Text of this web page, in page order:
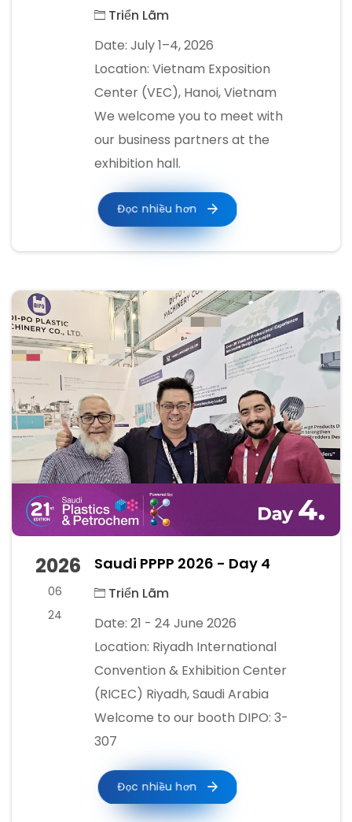
Triển Lãm
Date: July 1–4, 2026
Location: Vietnam Exposition
Center (VEC), Hanoi, Vietnam
We welcome you to meet with
our business partners at the
exhibition hall.
Đọc nhiều hơn
2026
06
24
Saudi PPPP 2026 - Day 4
Triển Lãm
Date: 21 - 24 June 2026
Location: Riyadh International
Convention & Exhibition Center
(RICEC) Riyadh, Saudi Arabia
Welcome to our booth DIPO: 3-
307
Đọc nhiều hơn